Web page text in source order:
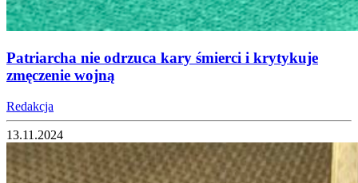
Patriarcha nie odrzuca kary śmierci i krytykuje
zmęczenie wojną
Redakcja
13.11.2024